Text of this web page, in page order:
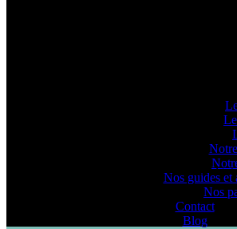
Nos guides et
Nos
Contact
Blog
PYRENEANCE | Week-end XL - Surf -